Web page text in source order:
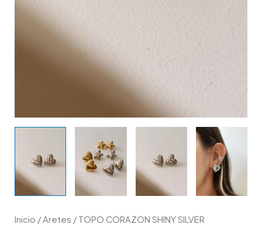
Inicio / Aretes / TOPO CORAZON SHINY SILVER